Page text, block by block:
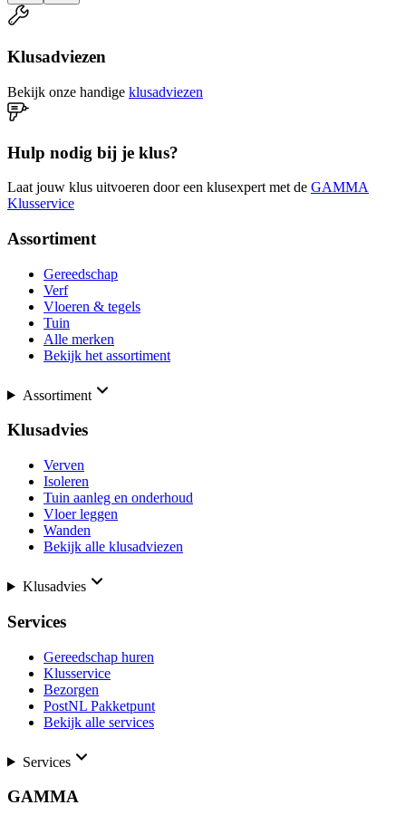
Klusadviezen
Bekijk onze handige klusadviezen
Hulp nodig bij je klus?
Laat jouw klus uitvoeren door een klusexpert met de GAMMA
Klusservice
Assortiment
Gereedschap
Verf
Vloeren & tegels
Tuin
Alle merken
Bekijk het assortiment
Assortiment
Klusadvies
Verven
Isoleren
Tuin aanleg en onderhoud
Vloer leggen
Wanden
Bekijk alle klusadviezen
Klusadvies
Services
Gereedschap huren
Klusservice
Bezorgen
PostNL Pakketpunt
Bekijk alle services
Services
GAMMA